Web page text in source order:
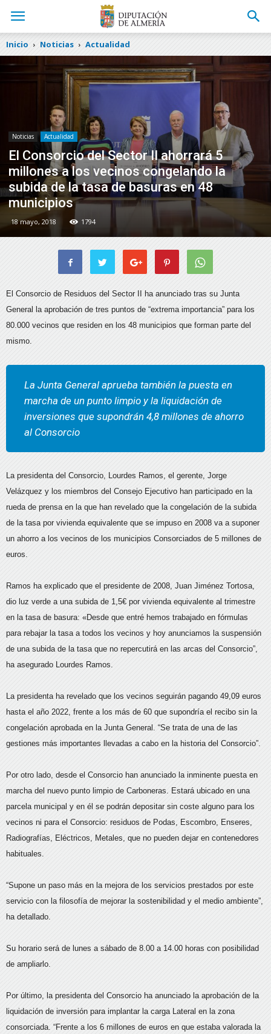
Inicio Noticias Actualidad
Noticias Actualidad
El Consorcio del Sector II ahorrará 5
millones a los vecinos congelando la
subida de la tasa de basuras en 48
municipios
18 mayo, 2018 1794
El Consorcio de Residuos del Sector II ha anunciado tras su Junta
General la aprobación de tres puntos de “extrema importancia” para los
80.000 vecinos que residen en los 48 municipios que forman parte del
mismo.
La Junta General aprueba también la puesta en
marcha de un punto limpio y la liquidación de
inversiones que supondrán 4,8 millones de ahorro
al Consorcio
La presidenta del Consorcio, Lourdes Ramos, el gerente, Jorge
Velázquez y los miembros del Consejo Ejecutivo han participado en la
rueda de prensa en la que han revelado que la congelación de la subida
de la tasa por vivienda equivalente que se impuso en 2008 va a suponer
un ahorro a los vecinos de los municipios Consorciados de 5 millones de
euros.
Ramos ha explicado que el presidente de 2008, Juan Jiménez Tortosa,
dio luz verde a una subida de 1,5€ por vivienda equivalente al trimestre
en la tasa de basura: «Desde que entré hemos trabajado en fórmulas
para rebajar la tasa a todos los vecinos y hoy anunciamos la suspensión
de una subida de la tasa que no repercutirá en las arcas del Consorcio”,
ha asegurado Lourdes Ramos.
La presidenta ha revelado que los vecinos seguirán pagando 49,09 euros
hasta el año 2022, frente a los más de 60 que supondría el recibo sin la
congelación aprobada en la Junta General. “Se trata de una de las
gestiones más importantes llevadas a cabo en la historia del Consorcio”.
Por otro lado, desde el Consorcio han anunciado la inminente puesta en
marcha del nuevo punto limpio de Carboneras. Estará ubicado en una
parcela municipal y en él se podrán depositar sin coste alguno para los
vecinos ni para el Consorcio: residuos de Podas, Escombro, Enseres,
Radiografías, Eléctricos, Metales, que no pueden dejar en contenedores
habituales.
“Supone un paso más en la mejora de los servicios prestados por este
servicio con la filosofía de mejorar la sostenibilidad y el medio ambiente”,
ha detallado.
Su horario será de lunes a sábado de 8.00 a 14.00 horas con posibilidad
de ampliarlo.
Por último, la presidenta del Consorcio ha anunciado la aprobación de la
liquidación de inversión para implantar la carga Lateral en la zona
consorciada. “Frente a los 6 millones de euros en que estaba valorada la